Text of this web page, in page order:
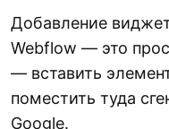
Добавление
Webflow — это
— вставить
поместить туда
Google.